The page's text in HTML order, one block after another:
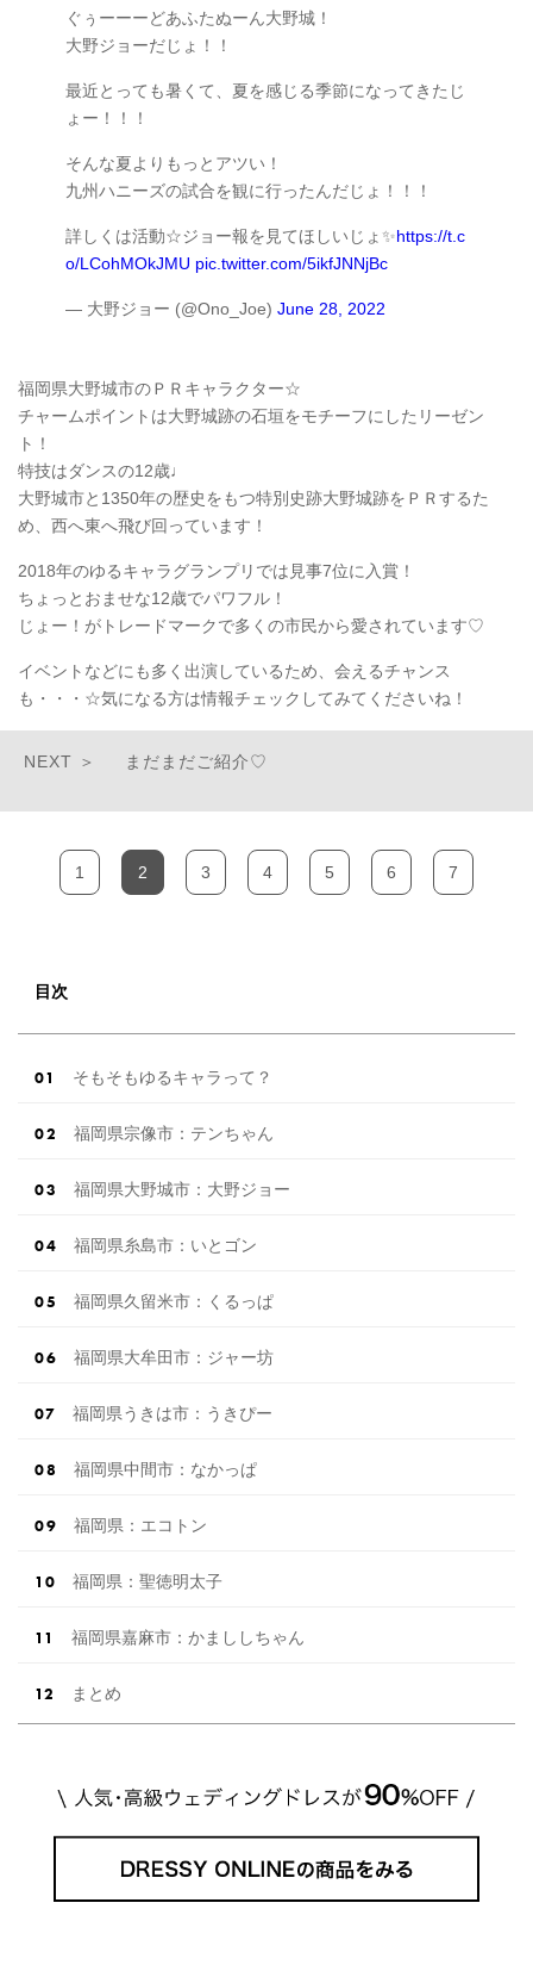
ぐぅーーーどあふたぬーん大野城！
大野ジョーだじょ！！
最近とっても暑くて、夏を感じる季節になってきたじ
ょー！！！
そんな夏よりもっとアツい！
九州ハニーズの試合を観に行ったんだじょ！！！
詳しくは活動☆ジョー報を見てほしいじょ✨https://t.c
o/LCohMOkJMU pic.twitter.com/5ikfJNNjBc
— 大野ジョー (@Ono_Joe) June 28, 2022
福岡県大野城市のＰＲキャラクター☆
チャームポイントは大野城跡の石垣をモチーフにしたリーゼン
ト！
特技はダンスの12歳♩
大野城市と1350年の歴史をもつ特別史跡大野城跡をＰＲするた
め、西へ東へ飛び回っています！
2018年のゆるキャラグランプリでは見事7位に入賞！
ちょっとおませな12歳でパワフル！
じょー！がトレードマークで多くの市民から愛されています♡
イベントなどにも多く出演しているため、会えるチャンス
も・・・☆気になる方は情報チェックしてみてくださいね！
まだまだご紹介♡
1 2 3 4 5 6 7
目次
そもそもゆるキャラって？
福岡県宗像市：テンちゃん
福岡県大野城市：大野ジョー
福岡県糸島市：いとゴン
福岡県久留米市：くるっぱ
福岡県大牟田市：ジャー坊
福岡県うきは市：うきぴー
福岡県中間市：なかっぱ
福岡県：エコトン
福岡県：聖徳明太子
福岡県嘉麻市：かまししちゃん
まとめ